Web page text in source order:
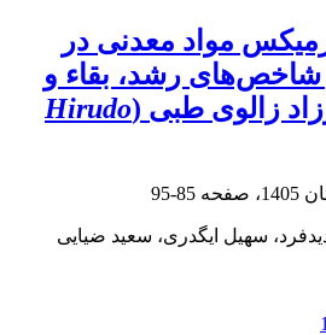
مواد معدنی در
رشد، بقاء و
زالوی طبی (Hirudo
85-95
سهیل ایگدری، سعید ضیایی